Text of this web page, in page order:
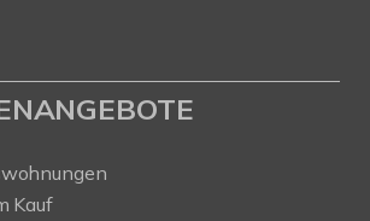
Kauf